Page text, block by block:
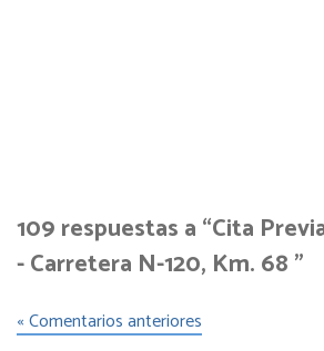
109 respuestas a “Cita
- Carretera N-120, Km. 68 ”
« Comentarios anteriores